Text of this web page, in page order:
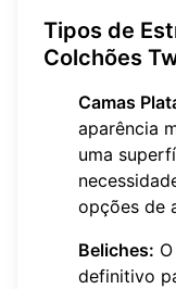
Tipos de
Colchões
Camas
aparência
uma
opções de
Beliches:
definitivo